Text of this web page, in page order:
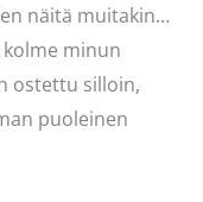
näitä muitakin…
kolme minun
ostettu silloin,
puoleinen